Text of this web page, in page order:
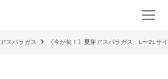
アスパラガス 《今が旬！》夏芽アスパラガス L〜2Lサ